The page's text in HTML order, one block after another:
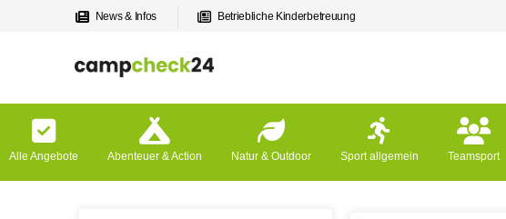
News & Infos Betriebliche Kinderbetreuung
Alle Angebote Abenteuer & Action Natur & Outdoor Sport allgemein Teamsport